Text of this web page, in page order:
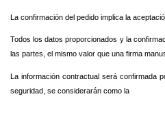
La confirmación del pedido implica la
Todos los datos proporcionados y la
las partes, el mismo valor que una firma
La información contractual será confirmada
seguridad, se considerarán como la